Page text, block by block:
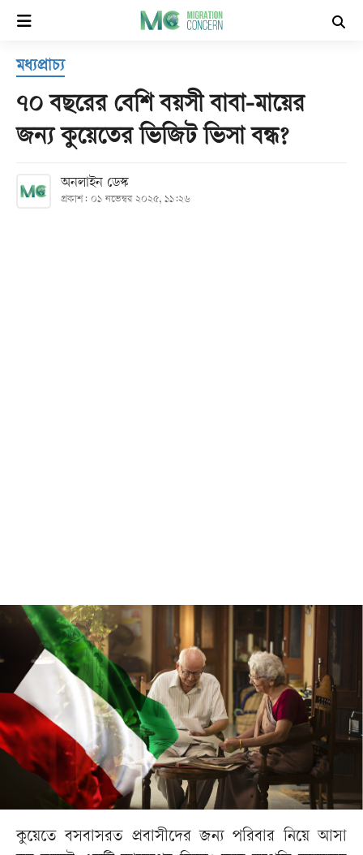
হোম
সর্বশেষ
বিভাগ
মধ্যপ্রাচ্য
৭০ বছরের বেশি বয়সী বাবা-মায়ের
জন্য কুয়েতের ভিজিট ভিসা বন্ধ?
অনলাইন ডেস্ক
প্রকাশ: ০১ নভেম্বর ২০২৫, ১১:২৬
কুয়েতে বসবাসরত প্রবাসীদের জন্য পরিবার নিয়ে আসা